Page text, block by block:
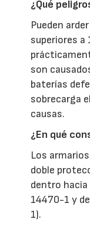
¿Qué
Pueden
superiores a
son
baterías
sobrecarga
causas.
¿En qué
Los
doble
dentro hacia
14470-1 y
1).